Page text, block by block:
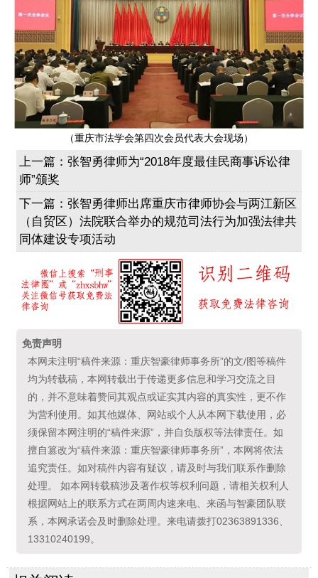
（重庆市法学会第四次会员代表大会现场）
上一篇：张智勇律师为“2018年度最佳民商事诉讼律
师”颁奖
下一篇：张智勇律师出席重庆市律师协会与两江新区
（自贸区）法院联合举办的规范司法行为加强法律共
同体建设专项活动
免责声明
本网未注明“稿件来源：重庆智豪律师事务所”的文/图等稿件
均为转载稿，本网转载出于传递更多信息和学习交流之目
的，并不意味着赞同其观点或证实其内容的真实性，更不作
为营利使用。如其他媒体、网站或个人从本网下载使用，必
须保留本网注明的“稿件来源”，并自负版权等法律责任。如
擅自篡改为“稿件来源：重庆智豪律师事务所”，本网将依法
追究责任。如对稿件内容有疑议，请及时与我们联系作删除
处理。 如本网转载稿涉及著作权等权利问题，请相关权利人
根据网站上的联系方式在两周内速来电、来函与智豪团队联
系，本网承诺会及时删除处理。来电请拨打02363891336、
13310240199。